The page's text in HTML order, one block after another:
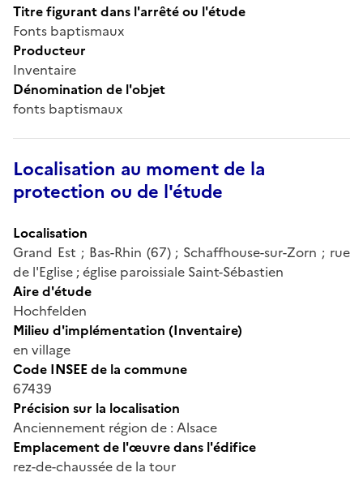
Titre figurant dans l'arrêté ou l'étude
Fonts baptismaux
Producteur
Inventaire
Dénomination de l'objet
fonts baptismaux
Localisation au moment de la
protection ou de l'étude
Localisation
Grand Est ; Bas-Rhin (67) ; Schaffhouse-sur-Zorn ; rue
de l'Eglise ; église paroissiale Saint-Sébastien
Aire d'étude
Hochfelden
Milieu d'implémentation (Inventaire)
en village
Code INSEE de la commune
67439
Précision sur la localisation
Anciennement région de : Alsace
Emplacement de l'œuvre dans l'édifice
rez-de-chaussée de la tour